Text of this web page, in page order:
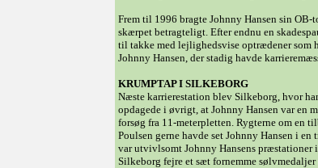
Frem til 1996 bragte Johnny Hansen sin
skærpet betragteligt. Efter endnu en
til takke med lejlighedsvise optrædener som
Johnny Hansen, der stadig havde
KRUMPTAP I SILKEBORG
Næste karrierestation blev Silkeborg, hvor
opdagede i øvrigt, at Johnny Hansen var en
forsøg fra 11-meterpletten. Rygterne om en
Poulsen gerne havde set Johnny Hansen i
var utvivlsomt Johnny Hansens præstationer
Silkeborg fejre et sæt fornemme